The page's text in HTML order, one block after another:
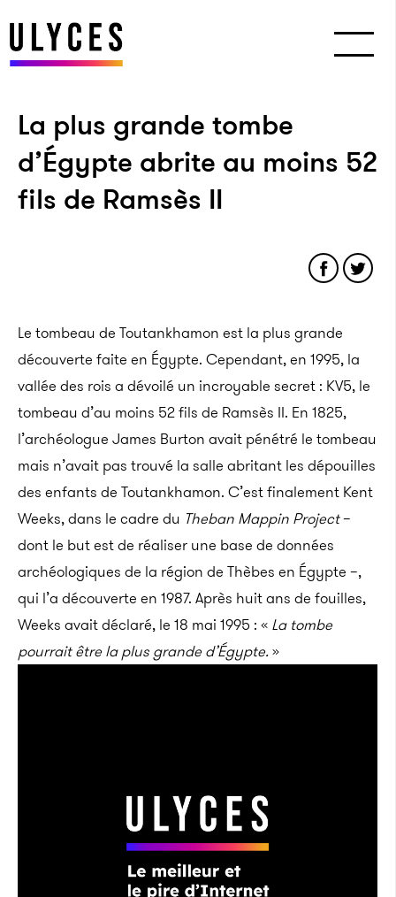
La plus grande tombe
d’Égypte abrite au moins 52
fils de Ramsès II
Le tombeau de Toutankhamon est la plus grande
découverte faite en Égypte. Cependant, en 1995, la
vallée des rois a dévoilé un incroyable secret : KV5, le
tombeau d’au moins 52 fils de Ramsès II. En 1825,
l’archéologue James Burton avait pénétré le tombeau
mais n’avait pas trouvé la salle abritant les dépouilles
des enfants de Toutankhamon. C’est finalement Kent
Weeks, dans le cadre du Theban Mappin Project–
dont le but est de réaliser une base de données
archéologiques de la région de Thèbes en Égypte –,
qui l’a découverte en 1987. Après huit ans de fouilles,
Weeks avait déclaré, le 18 mai 1995 : « La tombe
pourrait être la plus grande d’Égypte.»